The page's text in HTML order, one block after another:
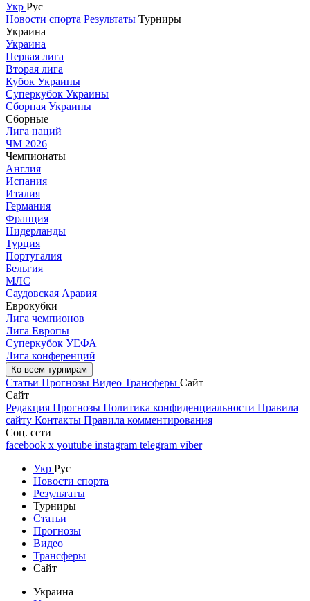
Укр Рус
Новости спорта Результаты Турниры
Украина
Украина
Первая лига
Вторая лига
Кубок Украины
Суперкубок Украины
Сборная Украины
Сборные
Лига наций
ЧМ 2026
Чемпионаты
Англия
Испания
Италия
Германия
Франция
Нидерланды
Турция
Португалия
Бельгия
МЛС
Саудовская Аравия
Еврокубки
Лига чемпионов
Лига Европы
Суперкубок УЕФА
Лига конференций
Ко всем турнирам
Статьи Прогнозы Видео Трансферы Сайт
Сайт
Редакция Прогнозы Политика конфиденциальности Правила
сайту Контакты Правила комментирования
Соц. сети
facebook x youtube instagram telegram viber
Укр Рус
Новости спорта
Результаты
Турниры
Статьи
Прогнозы
Видео
Трансферы
Сайт
Украина